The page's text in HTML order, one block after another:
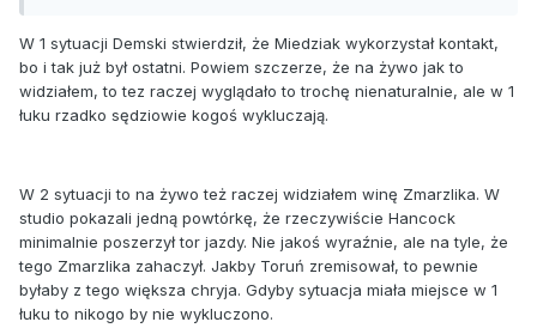
W 1 sytuacji Demski stwierdził, że Miedziak wykorzystał kontakt,
bo i tak już był ostatni. Powiem szczerze, że na żywo jak to
widziałem, to tez raczej wyglądało to trochę nienaturalnie, ale w 1
łuku rzadko sędziowie kogoś wykluczają.
W 2 sytuacji to na żywo też raczej widziałem winę Zmarzlika. W
studio pokazali jedną powtórkę, że rzeczywiście Hancock
minimalnie poszerzył tor jazdy. Nie jakoś wyraźnie, ale na tyle, że
tego Zmarzlika zahaczył. Jakby Toruń zremisował, to pewnie
byłaby z tego większa chryja. Gdyby sytuacja miała miejsce w 1
łuku to nikogo by nie wykluczono.